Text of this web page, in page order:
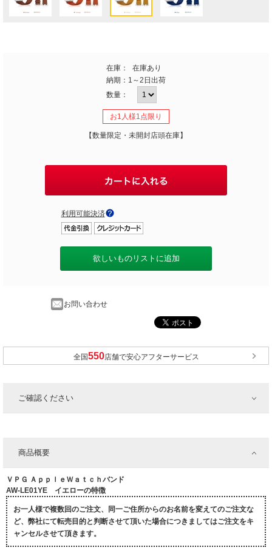
在庫：
在庫あり
納期： 1～2日出荷
数量：
お1人様1点限り
【数量限定・未開封店頭在庫】
利用可能決済
欲しいものリストに追加
お問い合わせ
全国 店舗で安心アフターサービス
ご確認ください
商品概要
ＶＰＧ ＡｐｐｌｅＷａｔｃｈバンド
AW-LE01YE イエローの特徴
お一人様で複数回のご注文、同一ご住所からのお名前を変えてのご注文な
ど、弊社にて転売目的と判断させて頂いた場合につきましてはご注文をキ
ャンセルさせて頂きます。